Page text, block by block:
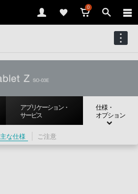
0
アプリケーション・
サービス
仕様・
オプション
主な仕様 ご注意